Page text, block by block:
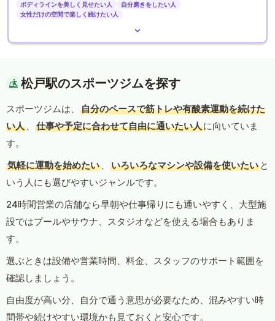
ボディラインを美しく見せたい人
自分磨きをしたい人
女性だけの空間で楽しく続けたい人
松戸駅のスポーツジムを探す
スポーツジムは、
自分のペースで筋トレや有酸素運動を続けた
い人 、 仕事や予定に合わせて自由に通いたい人に向いていま
す。
気軽に運動を始めたい 、 いろいろなマシンや設備を使いたい と
いう人にも選びやすいジャンルです。
24時間営業の店舗なら早朝や仕事帰りにも通いやすく、大型施
設ではプールやサウナ、スタジオなどを使える場合もありま
す。
選ぶときは設備や営業時間、料金、スタッフのサポート範囲を
確認しましょう。
自由度が高い分、自分で通う意思が必要なため、混みやすい時
間帯や続けやすい環境かも見ておくと安心です。